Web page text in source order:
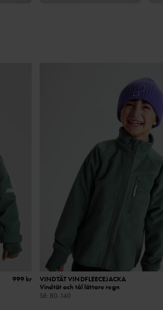
999 kr
VINDTÄT VINDFLEECEJACKA
Vindtät och tål lättare regn
Stl: 80-140